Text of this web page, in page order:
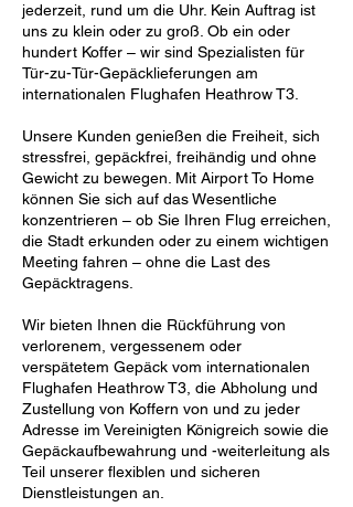
jederzeit, rund um die Uhr. Kein Auftrag ist
uns zu klein oder zu groß. Ob ein oder
hundert Koffer – wir sind Spezialisten für
Tür-zu-Tür-Gepäcklieferungen am
internationalen Flughafen Heathrow T3.
Unsere Kunden genießen die Freiheit, sich
stressfrei, gepäckfrei, freihändig und ohne
Gewicht zu bewegen. Mit Airport To Home
können Sie sich auf das Wesentliche
konzentrieren – ob Sie Ihren Flug erreichen,
die Stadt erkunden oder zu einem wichtigen
Meeting fahren – ohne die Last des
Gepäcktragens.
Wir bieten Ihnen die Rückführung von
verlorenem, vergessenem oder
verspätetem Gepäck vom internationalen
Flughafen Heathrow T3, die Abholung und
Zustellung von Koffern von und zu jeder
Adresse im Vereinigten Königreich sowie die
Gepäckaufbewahrung und -weiterleitung als
Teil unserer flexiblen und sicheren
Dienstleistungen an.